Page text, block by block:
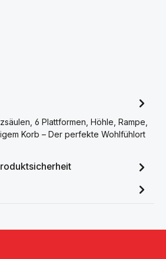
6 Plattformen, Höhle, Rampe,
Korb – Der perfekte Wohlfühlort